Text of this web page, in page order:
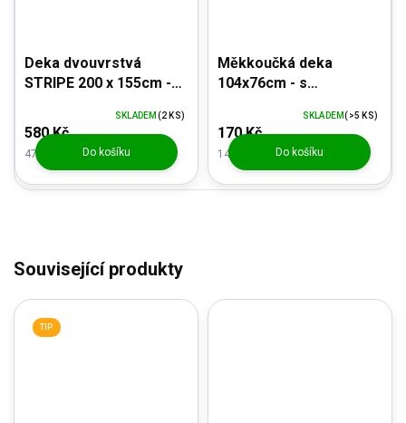
Deka dvouvrstvá
STRIPE 200 x 155cm -
479,34 Kč bez DPH
580 Kč
SKLADEM (2 KS)
Do košíku
Měkkoučká deka
104x76cm - s
140,50 Kč bez DPH
170 Kč
SKLADEM(>5 KS)
Do košíku
Související produkty
TIP